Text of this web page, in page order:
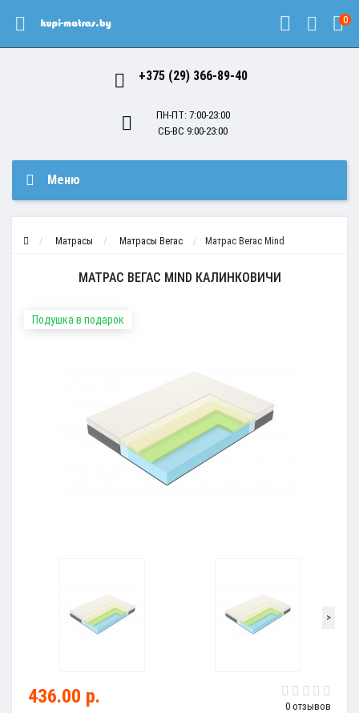
0
+375 (29) 366-89-40
ПН-ПТ: 7:00-23:00
СБ-ВС 9:00-23:00
Меню
Матрасы Матрасы Вегас Матрас Вегас Mind
МАТРАС ВЕГАС MIND КАЛИНКОВИЧИ
Подушка в подарок
>
0 отзывов
436.00 р.